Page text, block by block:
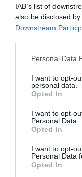
IAB’s list of
also be disclosed
Downstream
Personal Data
I want to opt-
personal data.
Opted In
I want to opt-
Personal Data.
Opted In
I want to opt-
Personal Data
Opted In
SUB-23 SUB-19
WSE MEN
CHAMPIONS
WSE